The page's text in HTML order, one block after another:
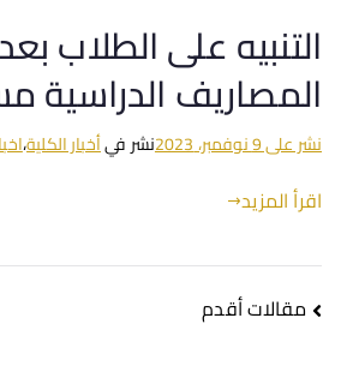
التنبيه على الطلاب
المصاريف الدراسية
نشر على9 نوفمبر، 2023 نشر فيأخبار الكلية،
اقرأ المزيد
مقالات أقدم